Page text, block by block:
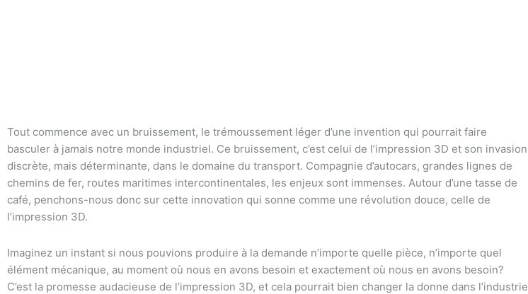
Tout commence avec un bruissement, le trémoussement léger d’une invention qui pourrait faire
basculer à jamais notre monde industriel. Ce bruissement, c’est celui de l’impression 3D et son invasion
discrète, mais déterminante, dans le domaine du transport. Compagnie d’autocars, grandes lignes de
chemins de fer, routes maritimes intercontinentales, les enjeux sont immenses. Autour d’une tasse de
café, penchons-nous donc sur cette innovation qui sonne comme une révolution douce, celle de
l’impression 3D.
Imaginez un instant si nous pouvions produire à la demande n’importe quelle pièce, n’importe quel
élément mécanique, au moment où nous en avons besoin et exactement où nous en avons besoin?
C’est la promesse audacieuse de l’impression 3D, et cela pourrait bien changer la donne dans l’industrie